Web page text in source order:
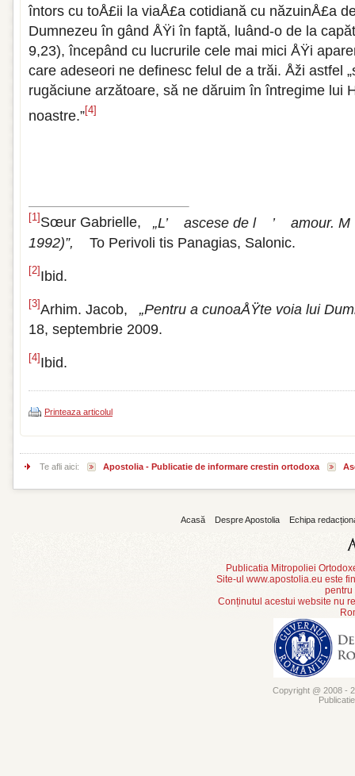
întors cu toÅ£ii la viaÅ£a cotidiană cu năzuinÅ£a
Dumnezeu în gând ÅŸi în faptă, luând-o de la
9,23), începând cu lucrurile cele mai mici ÅŸi
care adeseori ne definesc felul de a trăi. Åži astfel
rugăciune arzătoare, să ne dăruim în întregime lui
noastre.” [4]
[1] Sœur Gabrielle, „L’ ascese de l ’
amour. M
1992)”,
To Perivoli tis Panagias, Salonic.
[2] Ibid.
[3] Arhim. Jacob,
„Pentru a cunoaÅŸte voia lui
18, septembrie 2009.
[4] Ibid.
Printeaza articolul
Te afli aici: Apostolia - Publicatie de informare crestin ortodoxa
Acasă Despre Apostolia Echipa
Publicatia Mitropoliei
Site-ul www.apostolia.eu este
pentru
Conținutul acestui website nu
Copyright @ 2008 -